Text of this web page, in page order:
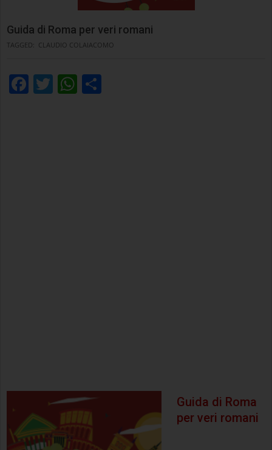
Guida di Roma per veri romani
TAGGED: CLAUDIO COLAIACOMO
Facebook
TwitterWhatsApp
Guida di Roma
per veri romani